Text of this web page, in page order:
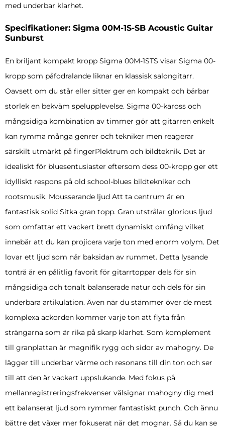
med underbar klarhet.
Specifikationer: Sigma 00M-1S-SB Acoustic Guitar
Sunburst
En briljant kompakt kropp Sigma 00M-1STS visar Sigma 00-
kropp som påfodralande liknar en klassisk salongitarr.
Oavsett om du står eller sitter ger en kompakt och bärbar
storlek en bekväm spelupplevelse. Sigma 00-kaross och
mångsidiga kombination av timmer gör att gitarren enkelt
kan rymma många genrer och tekniker men reagerar
särskilt utmärkt på fingerPlektrum och bildteknik. Det är
idealiskt för bluesentusiaster eftersom dess 00-kropp ger ett
idylliskt respons på old school-blues bildtekniker och
rootsmusik. Mousserande ljud Att ta centrum är en
fantastisk solid Sitka gran topp. Gran utstrålar glorious ljud
som omfattar ett vackert brett dynamiskt omfång vilket
innebär att du kan projicera varje ton med enorm volym. Det
lovar ett ljud som når baksidan av rummet. Detta lysande
tonträ är en pålitlig favorit för gitarrtoppar dels för sin
mångsidiga och tonalt balanserade natur och dels för sin
underbara artikulation. Även när du stämmer över de mest
komplexa ackorden kommer varje ton att flyta från
strängarna som är rika på skarp klarhet. Som komplement
till granplattan är magnifik rygg och sidor av mahogny. De
lägger till underbar värme och resonans till din ton och ser
till att den är vackert uppslukande. Med fokus på
mellanregistreringsfrekvenser välsignar mahogny dig med
ett balanserat ljud som rymmer fantastiskt punch. Och ännu
bättre det växer mer fokuserat när det mognar. Så du kan se